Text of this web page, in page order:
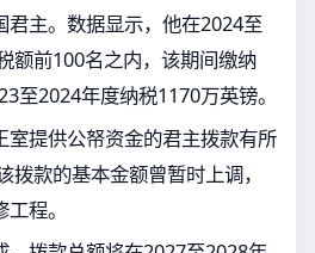
君主。数据显示，他在2024至
额前100名之内，该期间缴纳
至2024年度纳税1170万英镑。
室提供公帑资金的君主拨款有所
款的基本金额曾暂时上调，
程。